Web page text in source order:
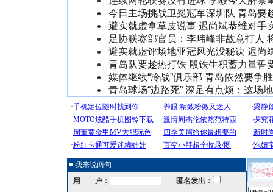
今日主场挑战卫冕冠军深圳队 青岛要
避实就虚拿草皮说事 迟尚斌恭维对手
足协联赛部官员：李玮峰非故意打人
避实就虚评场地亚冠风光没秘诀 迟尚
青岛队要趁热打铁 殷铁生积蓄力量誓
媒体继续“冷战”俱乐部 青岛依然要争胜
青岛球场“边路死” 深足有点烦：这场
■ 我来说两句
用 户：
匿名发出：